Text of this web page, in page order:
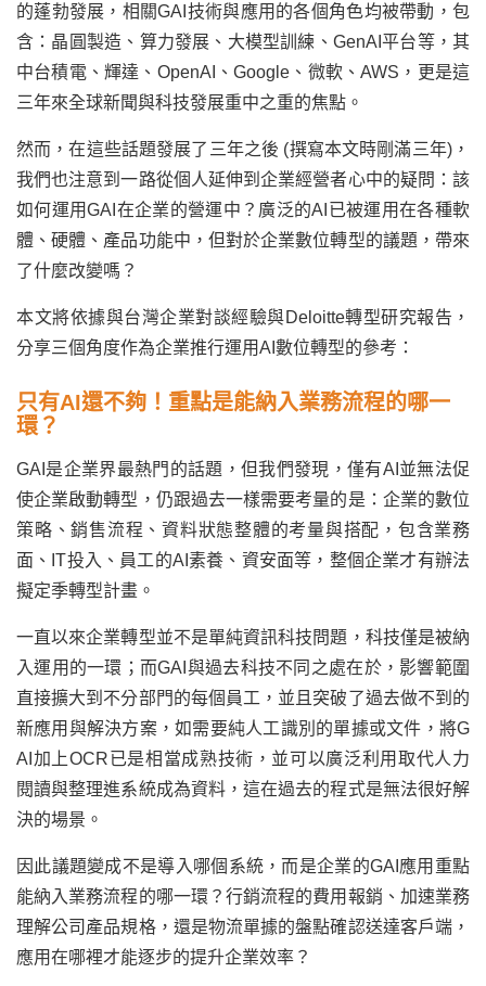
的蓬勃發展，相關GAI技術與應用的各個角色均被帶動，包
含：晶圓製造、算力發展、大模型訓練、GenAI平台等，其
中台積電、輝達、OpenAI、Google、微軟、AWS，更是這
三年來全球新聞與科技發展重中之重的焦點。
然而，在這些話題發展了三年之後 (撰寫本文時剛滿三年)，
我們也注意到一路從個人延伸到企業經營者心中的疑問：該
如何運用GAI在企業的營運中？廣泛的AI已被運用在各種軟
體、硬體、產品功能中，但對於企業數位轉型的議題，帶來
了什麼改變嗎？
本文將依據與台灣企業對談經驗與Deloitte轉型研究報告，
分享三個角度作為企業推行運用AI數位轉型的參考：
只有AI還不夠！重點是能納入業務流程的哪一
環？
GAI是企業界最熱門的話題，但我們發現，僅有AI並無法促
使企業啟動轉型，仍跟過去一樣需要考量的是：企業的數位
策略、銷售流程、資料狀態整體的考量與搭配，包含業務
面、IT投入、員工的AI素養、資安面等，整個企業才有辦法
擬定季轉型計畫。
一直以來企業轉型並不是單純資訊科技問題，科技僅是被納
入運用的一環；而GAI與過去科技不同之處在於，影響範圍
直接擴大到不分部門的每個員工，並且突破了過去做不到的
新應用與解決方案，如需要純人工識別的單據或文件，將G
AI加上OCR已是相當成熟技術，並可以廣泛利用取代人力
閱讀與整理進系統成為資料，這在過去的程式是無法很好解
決的場景。
因此議題變成不是導入哪個系統，而是企業的GAI應用重點
能納入業務流程的哪一環？行銷流程的費用報銷、加速業務
理解公司產品規格，還是物流單據的盤點確認送達客戶端，
應用在哪裡才能逐步的提升企業效率？